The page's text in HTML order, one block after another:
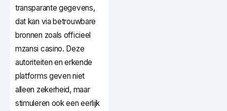
transparante gegevens,
dat kan via betrouwbare
bronnen zoals officieel
mzansi casino. Deze
autoriteiten en erkende
platforms geven niet
alleen zekerheid, maar
stimuleren ook een eerlijk